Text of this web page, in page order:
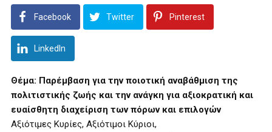
Facebook Twitter Pinterest
LinkedIn
Θέμα: Παρέμβαση για την ποιοτική αναβάθμιση της
πολιτιστικής ζωής και την ανάγκη για αξιοκρατική και
ευαίσθητη διαχείριση των πόρων και επιλογών
Αξιότιμες Κυρίες, Αξιότιμοι Κύριοι,